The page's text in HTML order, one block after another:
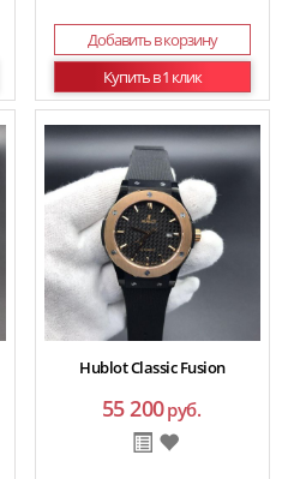
Добавить в корзину
Купить в 1 клик
Hublot Classic Fusion
55 200руб.